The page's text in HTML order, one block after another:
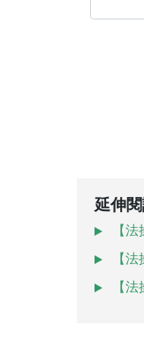
延伸
【
【
【